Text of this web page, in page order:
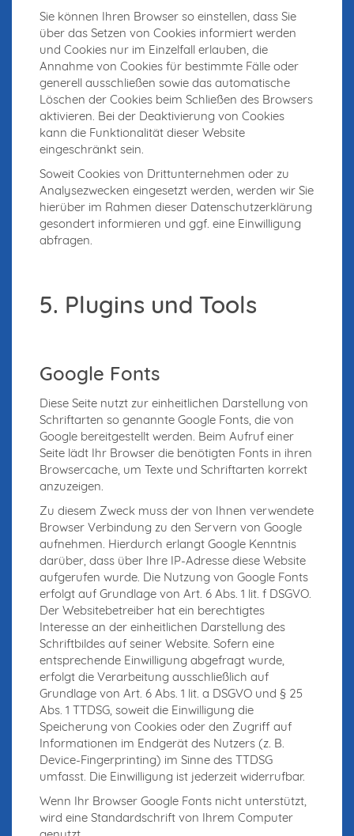
Sie können Ihren Browser so einstellen, dass Sie
über das Setzen von Cookies informiert werden
und Cookies nur im Einzelfall erlauben, die
Annahme von Cookies für bestimmte Fälle oder
generell ausschließen sowie das automatische
Löschen der Cookies beim Schließen des Browsers
aktivieren. Bei der Deaktivierung von Cookies
kann die Funktionalität dieser Website
eingeschränkt sein.
Soweit Cookies von Drittunternehmen oder zu
Analysezwecken eingesetzt werden, werden wir Sie
hierüber im Rahmen dieser Datenschutzerklärung
gesondert informieren und ggf. eine Einwilligung
abfragen.
5. Plugins und Tools
Google Fonts
Diese Seite nutzt zur einheitlichen Darstellung von
Schriftarten so genannte Google Fonts, die von
Google bereitgestellt werden. Beim Aufruf einer
Seite lädt Ihr Browser die benötigten Fonts in ihren
Browsercache, um Texte und Schriftarten korrekt
anzuzeigen.
Zu diesem Zweck muss der von Ihnen verwendete
Browser Verbindung zu den Servern von Google
aufnehmen. Hierdurch erlangt Google Kenntnis
darüber, dass über Ihre IP-Adresse diese Website
aufgerufen wurde. Die Nutzung von Google Fonts
erfolgt auf Grundlage von Art. 6 Abs. 1 lit. f DSGVO.
Der Websitebetreiber hat ein berechtigtes
Interesse an der einheitlichen Darstellung des
Schriftbildes auf seiner Website. Sofern eine
entsprechende Einwilligung abgefragt wurde,
erfolgt die Verarbeitung ausschließlich auf
Grundlage von Art. 6 Abs. 1 lit. a DSGVO und § 25
Abs. 1 TTDSG, soweit die Einwilligung die
Speicherung von Cookies oder den Zugriff auf
Informationen im Endgerät des Nutzers (z. B.
Device-Fingerprinting) im Sinne des TTDSG
umfasst. Die Einwilligung ist jederzeit widerrufbar.
Wenn Ihr Browser Google Fonts nicht unterstützt,
wird eine Standardschrift von Ihrem Computer